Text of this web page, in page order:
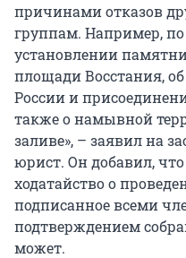
причинами отказов
группам. Например,
установлении
площади Восстания,
России и
также о намывной
заливе», – заявил на
юрист. Он добавил,
ходатайство о
подписанное всеми
подтверждением
может.